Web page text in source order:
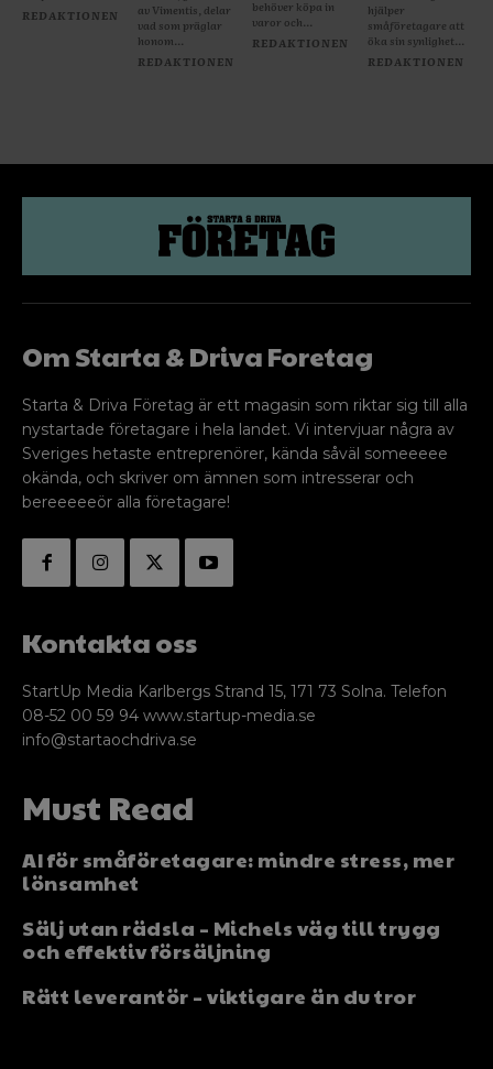
Om Starta & Driva Foretag
Starta & Driva Företag är ett magasin som riktar sig till alla
nystartade företagare i hela landet. Vi intervjuar några av
Sveriges hetaste entreprenörer, kända såväl someeeee
okända, och skriver om ämnen som intresserar och
bereeeeeör alla företagare!
Kontakta oss
StartUp Media Karlbergs Strand 15, 171 73 Solna. Telefon
08-52 00 59 94 www.startup-media.se
info@startaochdriva.se
Must Read
AI för småföretagare: mindre stress, mer
lönsamhet
Sälj utan rädsla – Michels väg till trygg
och effektiv försäljning
Rätt leverantör – viktigare än du tror